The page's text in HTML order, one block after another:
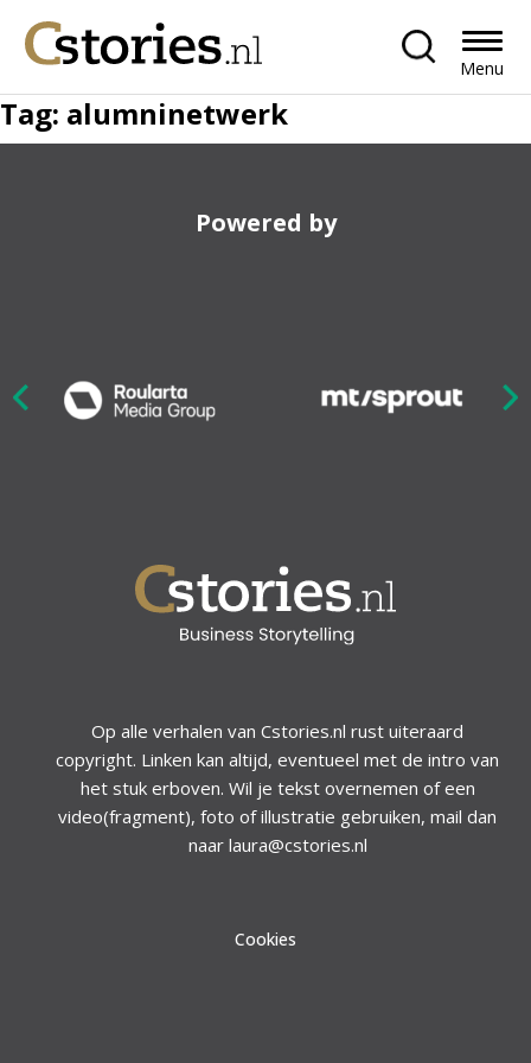
Menu
Tag: alumninetwerk
Powered by
Op alle verhalen van Cstories.nl rust uiteraard
copyright. Linken kan altijd, eventueel met de intro van
het stuk erboven. Wil je tekst overnemen of een
video(fragment), foto of illustratie gebruiken, mail dan
naar laura@cstories.nl
Cookies